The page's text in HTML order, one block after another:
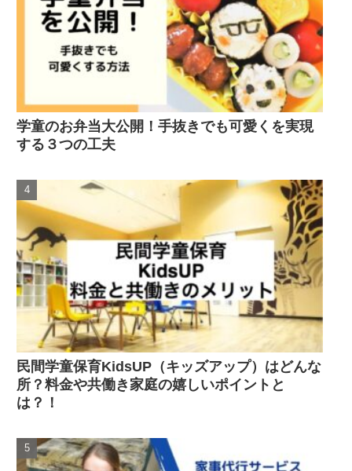
学童のお弁当大公開！手抜きでも可愛くを実現
する３つの工夫
民間学童保育KidsUP（キッズアップ）はどんな
所？料金や共働き家庭の嬉しいポイントと
は？！